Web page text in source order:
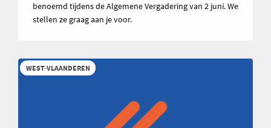
benoemd tijdens de Algemene Vergadering van 2 juni. We
stellen ze graag aan je voor.
WEST-VLAANDEREN